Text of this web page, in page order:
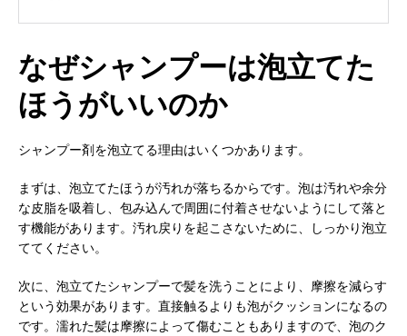
なぜシャンプーは泡立てた
ほうがいいのか
シャンプー剤を泡立てる理由はいくつかあります。
まずは、泡立てたほうが汚れが落ちるからです。泡は汚れや余分
な皮脂を吸着し、包み込んで周囲に付着させないようにして落と
す機能があります。汚れ戻りを起こさないために、しっかり泡立
ててください。
次に、泡立てたシャンプーで髪を洗うことにより、摩擦を減らす
という効果があります。直接触るよりも泡がクッションになるの
です。濡れた髪は摩擦によって傷むこともありますので、泡のク